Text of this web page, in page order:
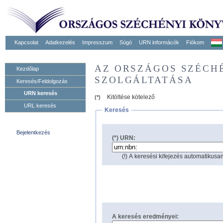
Kapcsolat Adatkezelés Impresszum Súgó URN informácók Fiókom
Kezdőlap
Keresés/Feldolgozás
URN keresés
URL keresés
Bejelentkezés
AZ ORSZÁGOS
SZOLGÁLTATÁSA
(*)
Kitöltése kötelező
Keresés
(*) URN:
(!) A keresési kifejezés
A keresés eredményei: